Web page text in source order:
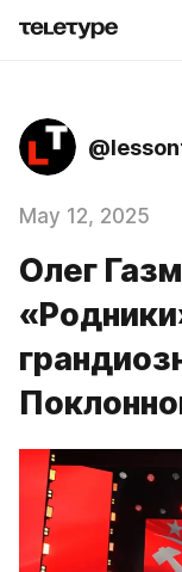
May 12, 2025
Олег